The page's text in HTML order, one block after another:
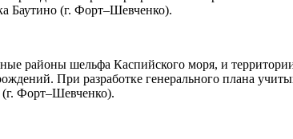
Баутино (г. Форт–Шевченко).
районы шельфа Каспийского моря, и
При разработке генерального плана
(г. Форт–Шевченко).